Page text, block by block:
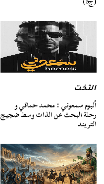
التخت
ألبوم سمعوني : محمد حماقي و
رحلة البحث عن الذات وسط ضجيج
التريند